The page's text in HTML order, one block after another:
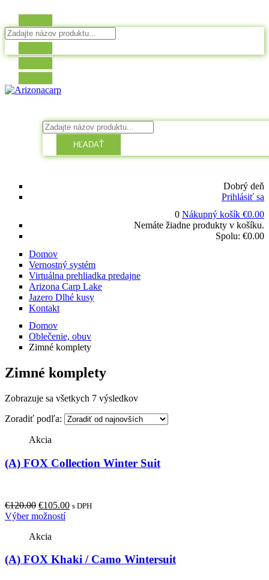
HĽADAŤ
Dobrý deň
Prihlásiť sa
0 Nákupný košík €0.00
Nemáte žiadne produkty v košíku.
Spolu: €0.00
Domov
Vernostný systém
Virtuálna prehliadka predajne
Arizona Carp Lake
Jazero Dlhé kusy
Kontakt
Domov
Oblečenie, obuv
Zimné komplety
Zimné komplety
Zobrazuje sa všetkych 7 výsledkov
Zoradiť podľa:
Akcia
(A) FOX Collection Winter Suit
€120.00 Original
price
€120.00.
€105.00Current
s DPH
Výber možnostíThis
variants.
Akcia
(A) FOX Khaki / Camo Wintersuit